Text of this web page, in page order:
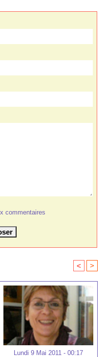
commentaires
< >
Lundi 9 Mai 2011 - 00:17